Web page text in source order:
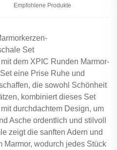
Empfohlene Produkte
Set
dem XPIC Runden Marmor-
eine Prise Ruhe und
die sowohl Schönheit
kombiniert dieses Set
durchdachtem Design, um
Asche ordentlich und stilvoll
zeigt die sanften Adern und
Marmor, wodurch jedes Stück